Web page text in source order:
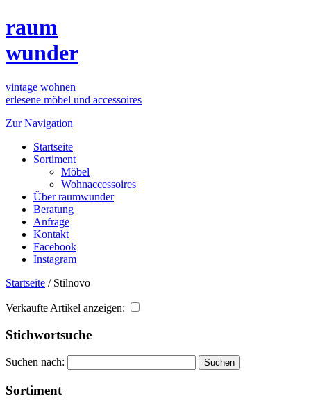
raum
wunder
vintage wohnen
erlesene möbel und accessoires
Zur Navigation
Startseite
Sortiment
Möbel
Wohnaccessoires
Über raumwunder
Beratung
Anfrage
Kontakt
Facebook
Instagram
Startseite / Stilnovo
Verkaufte Artikel anzeigen:
Stichwortsuche
Suchen nach:
Sortiment